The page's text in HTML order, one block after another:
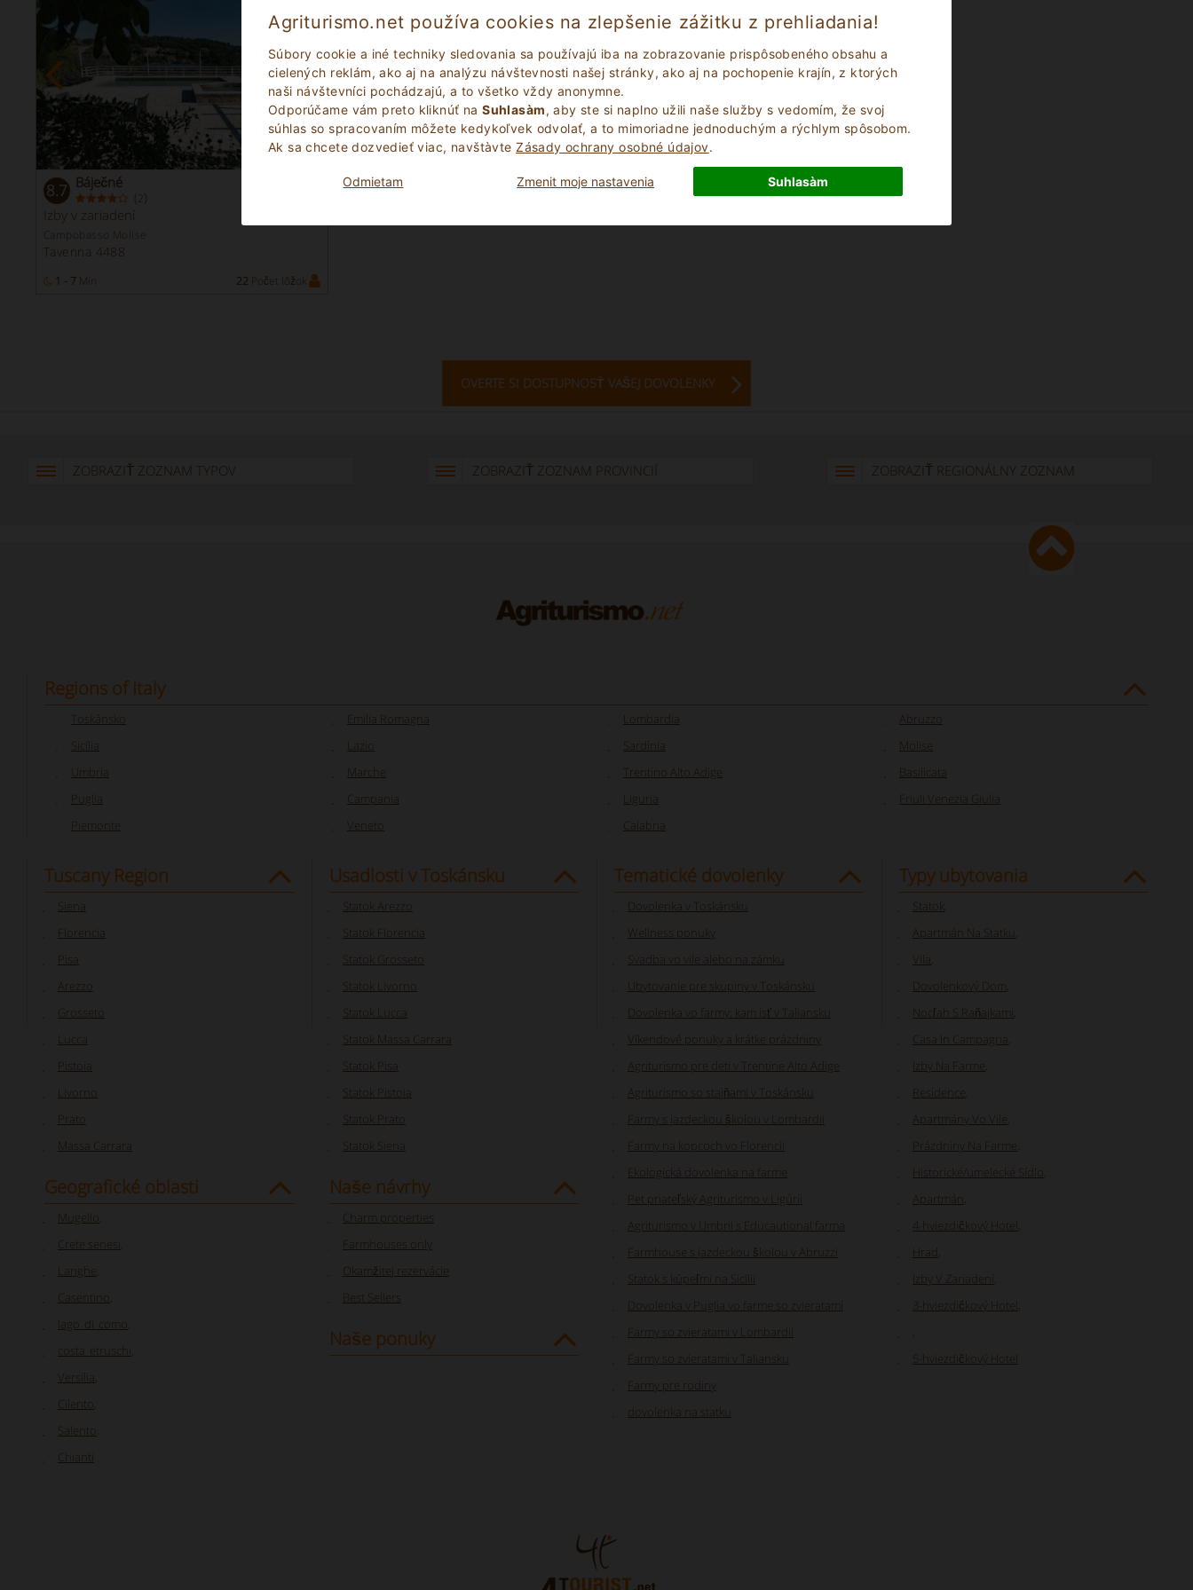
Agriturismo.net používa cookies na zlepšenie zážitku z prehliadania!
Súbory cookie a iné techniky sledovania sa používajú iba na zobrazovanie prispôsobeného obsahu a
cielených reklám, ako aj na analýzu návštevnosti našej stránky, ako aj na pochopenie krajín, z ktorých
naši návštevníci pochádzajú, a to všetko vždy anonymne.
Odporúčame vám preto kliknúť naSuhlasàm, aby ste si naplno užili naše služby s vedomím, že svoj
súhlas so spracovaním môžete kedykoľvek odvolať, a to mimoriadne jednoduchým a rýchlym spôsobom.
Ak sa chcete dozvedieť viac, navštà­vteZásady ochrany osobné údajov.
Odmietam Zmenit moje nastavenia Suhlasàm
8.7 Báječné
(2 )
Izby v zariadení
Campobasso Molise
Tavenna 4488
1 - 7 Min 22 Počet lôžok
OVERTE SI DOSTUPNOSŤ VAŠEJ DOVOLENKY
ZOBRAZIŤ ZOZNAM TYPOV ZOBRAZIŤ ZOZNAM PROVINCIÍ ZOBRAZIŤ REGIONÁLNY ZOZNAM
Regions of Italy
Toskánsko
Sicília
Umbria
Puglia
Piemonte
Emilia Romagna
Lazio
Marche
Campania
Veneto
Lombardia
Sardínia
Trentino Alto Adige
Liguria
Calabria
Abruzzo
Molise
Basilicata
Friuli Venezia Giulia
Tuscany Region
Siena
Florencia
Pisa
Arezzo
Grosseto
Lucca
Pistoia
Livorno
Prato
Massa Carrara
Geografické oblasti
Mugello
Crete senesi
Langhe
Casentino
lago_di_como
costa_etruschi
Versilia
Cilento
Salento
Chianti
Usadlosti v Toskánsku
Statok Arezzo
Statok Florencia
Statok Grosseto
Statok Livorno
Statok Lucca
Statok Massa Carrara
Statok Pisa
Statok Pistoia
Statok Prato
Statok Siena
Naše návrhy
Charm properties
Farmhouses only
Okamžitej rezervácie
Best Sellers
Naše ponuky
Tematické dovolenky
Dovolenka v Toskánsku
Wellness ponuky
Svadba vo vile alebo na zámku
Ubytovanie pre skupiny v Toskánsku
Dovolenka vo farmy: kam ísť v Taliansku
Víkendové ponuky a krátke prázdniny
Agriturismo pre deti v Trentine Alto Adige
Agriturismo so stajňami v Toskánsku
Farmy s jazdeckou školou v Lombardii
Farmy na kopcoch vo Florencii
Ekologická dovolenka na farme
Pet priateľský Agriturismo v Ligúrii
Agriturismo v Umbrii s Educautional farma
Farmhouse s jazdeckou školou v Abruzzi
Statok s kúpeľmi na Sicílii
Dovolenka v Puglia vo farme so zvieratami
Farmy so zvieratami v Lombardii
Farmy so zvieratami v Taliansku
Farmy pre rodiny
dovolenka na statku
Typy ubytovania
Statok
Apartmán Na Statku
Vila
Dovolenkový Dom
Nocľah S Raňajkami
Casa In Campagna
Izby Na Farme
Residence
Apartmány Vo Vile
Prázdniny Na Farme
Historické/umelecké Sídlo
Apartmán
4-hviezdičkový Hotel
Hrad
Izby V Zariadení
3-hviezdičkový Hotel
5-hviezdičkový Hotel